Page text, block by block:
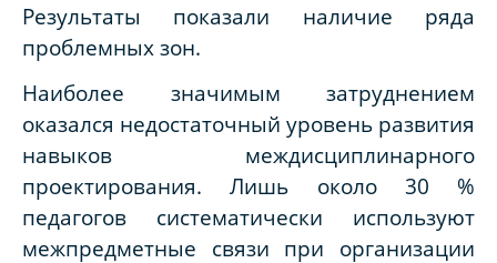
Результаты показали наличие ряда
проблемных зон.
Наиболее значимым затруднением
оказался недостаточный уровень развития
навыков междисциплинарного
проектирования. Лишь около 30 %
педагогов систематически используют
межпредметные связи при организации